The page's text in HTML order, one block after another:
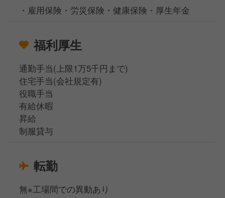
・雇用保険・労災保険・健康保険・厚生年金
福利厚生
通勤手当(上限1万5千円まで)
住宅手当(会社規定有)
役職手当
有給休暇
昇給
制服貸与
転勤
無※工場間での異動あり